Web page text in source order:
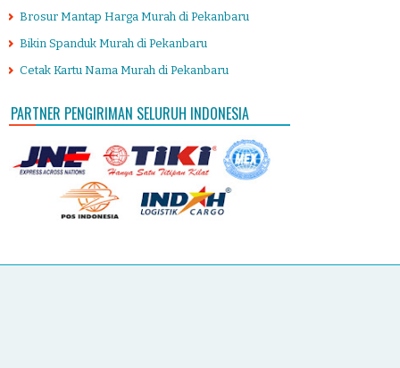
Brosur Mantap Harga Murah di Pekanbaru
Bikin Spanduk Murah di Pekanbaru
Cetak Kartu Nama Murah di Pekanbaru
PARTNER PENGIRIMAN SELURUH INDONESIA